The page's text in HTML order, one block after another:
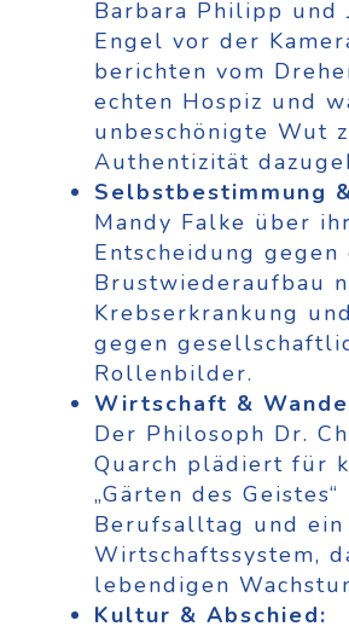
Barbara Philipp und
Engel vor der
berichten vom
echten Hospiz und
unbeschönigte Wut
Authentizität
Selbstbestimmung
Mandy Falke über
Entscheidung gegen
Brustwiederaufbau
Krebserkrankung
gegen
Rollenbilder.
Wirtschaft &
Der Philosoph Dr.
Quarch plädiert für
„Gärten des Geistes“
Berufsalltag und ein
Wirtschaftssystem,
lebendigen
Kultur & Abschied: